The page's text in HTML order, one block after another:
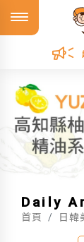
Daily
首頁 日韓